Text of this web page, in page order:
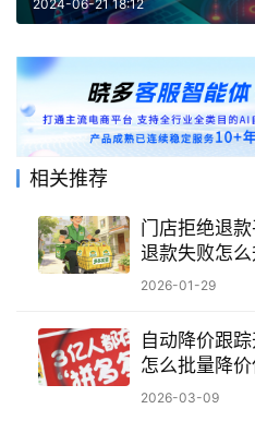
2024-06-21 18:12
相关推荐
门店拒绝退
退款失败怎
识！
2026-01-29
自动降价跟
怎么批量降
不亏本！
2026-03-09